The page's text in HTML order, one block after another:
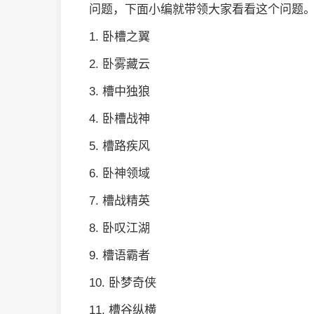
问题，下面小编就带领大家看看这个问题
1. 卧槽之翼
2. 卧雾藏云
3. 槽中独狼
4. 卧槽战神
5. 槽路疾风
6. 卧神领域
7. 槽战精英
8. 卧叹江湖
9. 槽语霸者
10. 卧梦奇侠
11. 槽谷纵横